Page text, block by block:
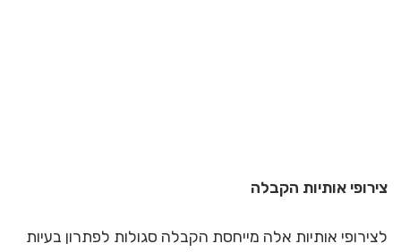
צירופי אותיות הקבלה
לצירופי אותיות אלה מייחסת הקבלה סגולות לפתרון בעיות